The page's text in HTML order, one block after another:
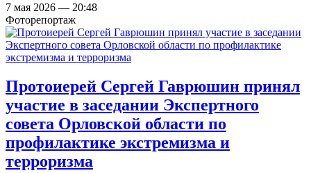
7 мая 2026 — 20:48
Фоторепортаж
Протоиерей Сергей Гаврюшин принял
участие в заседании Экспертного
совета Орловской области по
профилактике экстремизма и
терроризма